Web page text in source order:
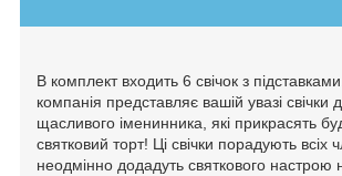
В комплект входить 6 свічок з
компанія представляє вашій увазі свічки
щасливого іменинника, які прикрасять
святковий торт! Ці свічки порадують всіх
неодмінно додадуть святкового настрою